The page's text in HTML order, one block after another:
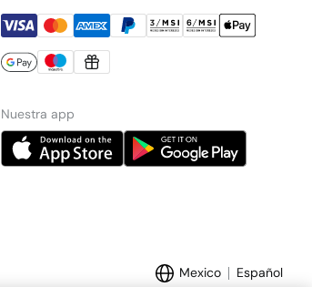
Nuestra app
Mexico Español